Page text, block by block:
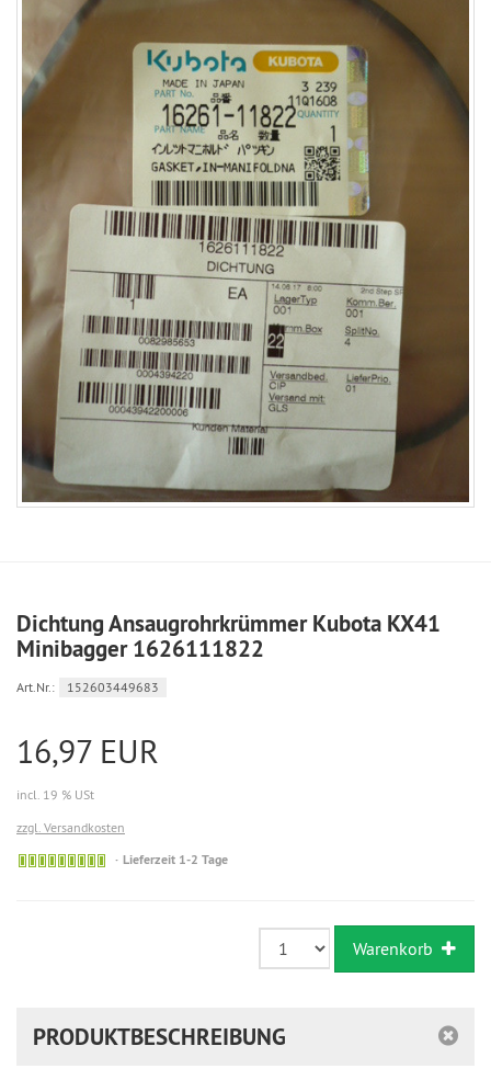
Dichtung Ansaugrohrkrümmer Kubota KX41
Minibagger 1626111822
Art.Nr.: 152603449683
16,97 EUR
incl. 19 % USt
zzgl. Versandkosten
Sofort
Lieferzeit 1-2 Tage
Warenkorb
PRODUKTBESCHREIBUNG